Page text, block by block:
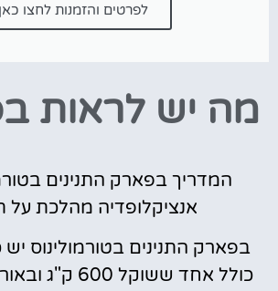
לפרטים והזמנות לחצו כאן
מה יש לראות
המדריך בפארק התנינים
אנציקלופדיה מהלכת על